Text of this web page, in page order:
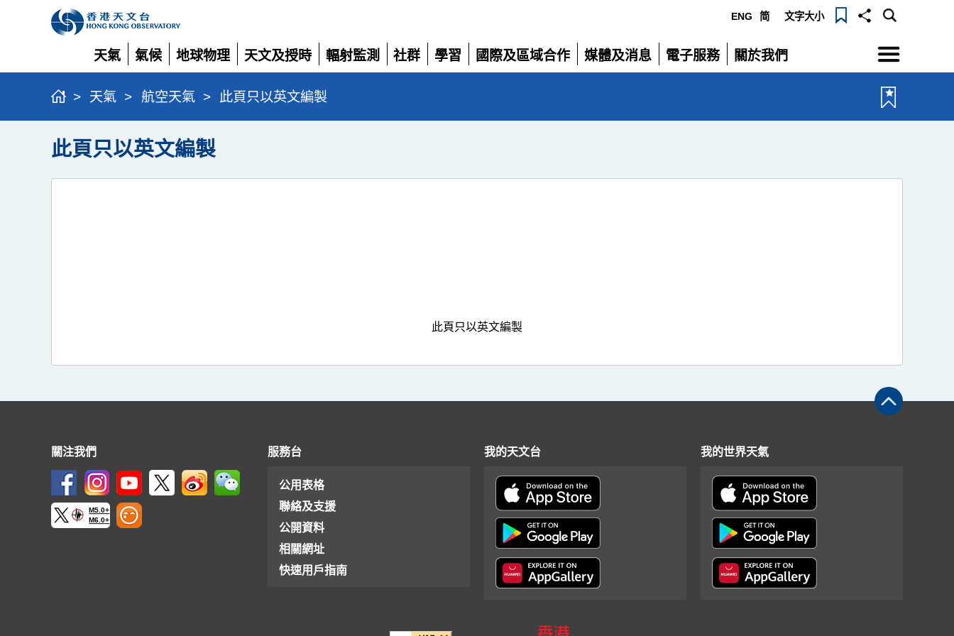
ENG 简 文字大小
天氣
展
開
氣候
展
開
地球物理
展
開
天文及授時
展
開
輻射監測
展
開
社群
展
學習
展
國際及區域合作
展
媒體及消息
展
電子服務
展
關於我們
展
選
單
> 天氣 > 航空天氣 > 此頁只以英文編製
此頁只以英文編製
此頁只以英文編製
關注我們
M5.0+
M6.0+
服務台
公用表格
聯絡及支援
公開資料
相關網址
快速用戶指南
我的天文台 我的世界天氣